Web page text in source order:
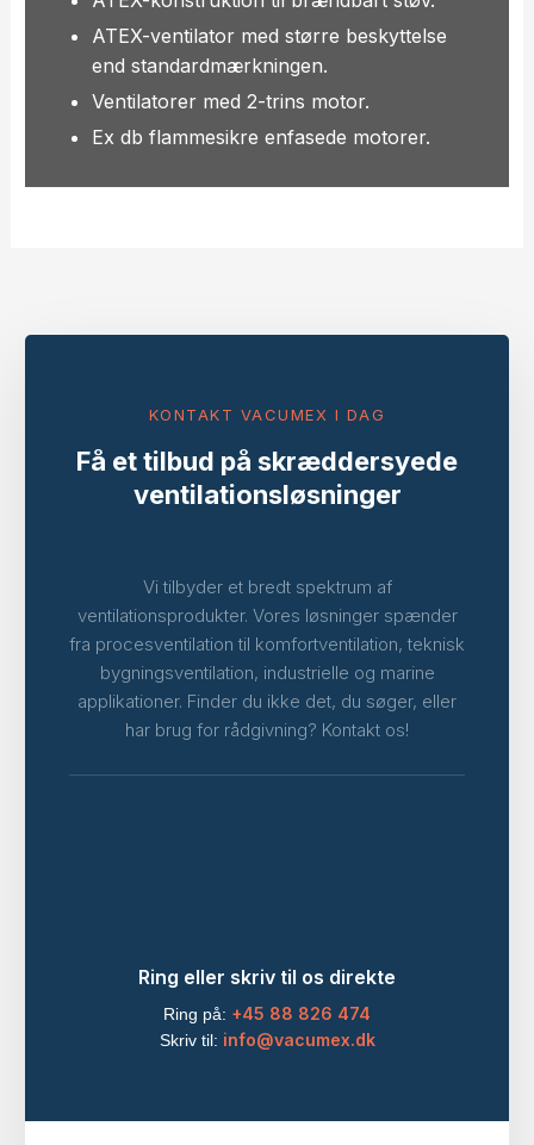
ATEX-ventilator med større beskyttelse
end standardmærkningen.
Ventilatorer med 2-trins motor.
Ex db flammesikre enfasede motorer.
KONTAKT VACUMEX I DAG
Få et tilbud på skræddersyede
ventilationsløsninger
Vi tilbyder et bredt spektrum af
ventilationsprodukter. Vores løsninger spænder
fra procesventilation til komfortventilation, teknisk
bygningsventilation, industrielle og marine
applikationer. Finder du ikke det, du søger, eller
har brug for rådgivning? Kontakt os!
Ring eller skriv til os direkte
Ring på: +45 88 826 474
Skriv til: info@vacumex.dk